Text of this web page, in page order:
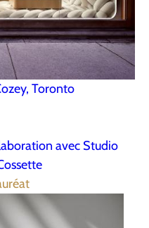
Toronto
avec Studio